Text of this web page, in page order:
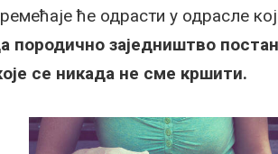
ће одрасти у одрасле
породично заједништво
се никада не сме кршити.